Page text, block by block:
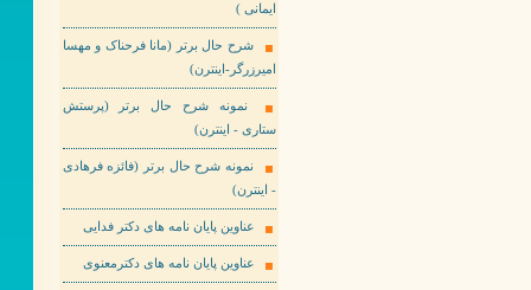
ایمانی )
شرح حال برتر (مانا فرحناک و مهسا
امیرزرگر-اینترن)
نمونه شرح حال برتر (پرستش
ستاری - اینترن)
نمونه شرح حال برتر (فائزه فرهادی
- اینترن)
عناوین پایان نامه های دکتر فدایی
عناوین پایان نامه های دکترمعنوی